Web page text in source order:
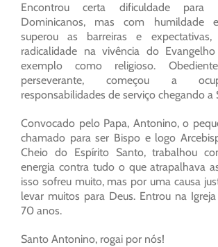
Encontrou certa dificuldade para
Dominicanos, mas com humildade
superou as barreiras e
radicalidade na vivência do
exemplo como religioso.
perseverante, começou a
responsabilidades de serviço chegando a
Convocado pelo Papa, Antonino, o
chamado para ser Bispo e logo
Cheio do Espírito Santo, trabalhou
energia contra tudo o que atrapalhava
isso sofreu muito, mas por uma causa
levar muitos para Deus. Entrou na
70 anos.
Santo Antonino, rogai por nós!